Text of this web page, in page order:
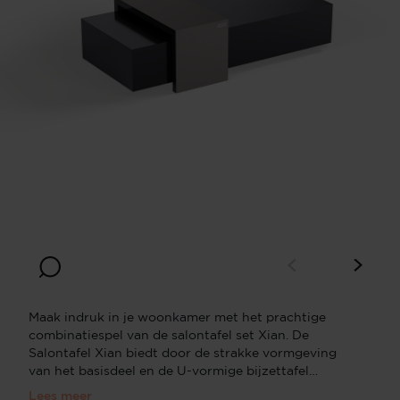
Maak indruk in je woonkamer met het prachtige
combinatiespel van de salontafel set Xian. De
Salontafel Xian biedt door de strakke vormgeving
van het basisdeel en de U-vormige bijzettafel
Lees meer
30